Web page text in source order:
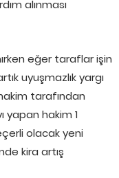
alınması
eğer taraflar işin
uyuşmazlık yargı
tarafından
yapan hakim 1
olacak yeni
kira artış